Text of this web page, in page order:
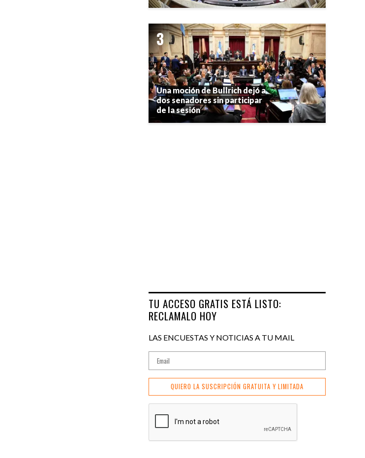
Una moción de Bullrich dejó a
dos senadores sin participar
de la sesión
TU ACCESO GRATIS ESTÁ LISTO:
RECLAMALO HOY
LAS ENCUESTAS Y NOTICIAS A TU MAIL
QUIERO LA SUSCRIPCIÓN GRATUITA Y LIMITADA